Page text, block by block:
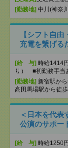
[勤務地] 中川(神奈
【シフト自
充電を繋げる
[給 与] 時給1414
り） ■初勤務手
[勤務地] 新宿駅か
高田馬場駅から徒歩
＜日本を代表
公演のサポー
[給 与] 時給1250